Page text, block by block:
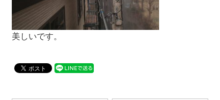
美しいです。